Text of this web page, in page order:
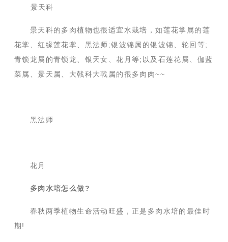
景天科
景天科的多肉植物也很适宜水栽培，如莲花掌属的莲
花掌、红缘莲花掌、黑法师;银波锦属的银波锦、轮回等;
青锁龙属的青锁龙、银天女、花月等;以及石莲花属、伽蓝
菜属、景天属、大戟科大戟属的很多肉肉~~
黑法师
花月
多肉水培怎么做?
春秋两季植物生命活动旺盛，正是多肉水培的最佳时
期!